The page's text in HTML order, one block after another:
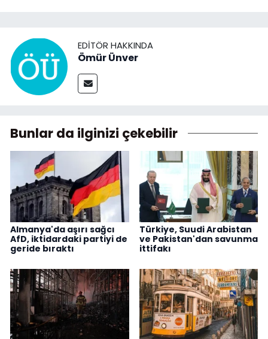
EDITÖR HAKKINDA
Ömür Ünver
Bunlar da ilginizi çekebilir
Almanya'da aşırı sağcı
AfD, iktidardaki partiyi de
geride bıraktı
Türkiye, Suudi Arabistan
ve Pakistan'dan savunma
ittifakı